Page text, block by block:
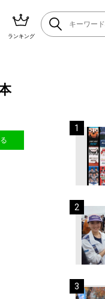
ランキング